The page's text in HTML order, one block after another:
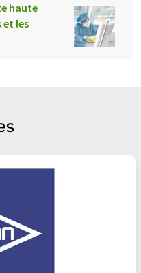
haute
et les